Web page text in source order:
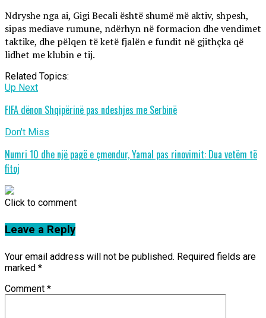
Ndryshe nga ai, Gigi Becali është shumë më aktiv, shpesh,
sipas mediave rumune, ndërhyn në formacion dhe vendimet
taktike, dhe pëlqen të ketë fjalën e fundit në gjithçka që
lidhet me klubin e tij.
Related Topics:
Up Next
FIFA dënon Shqipërinë pas ndeshjes me Serbinë
Don't Miss
Numri 10 dhe një pagë e çmendur, Yamal pas rinovimit: Dua vetëm të
fitoj
Click to comment
Leave a Reply
Your email address will not be published. Required fields are
marked *
Comment *